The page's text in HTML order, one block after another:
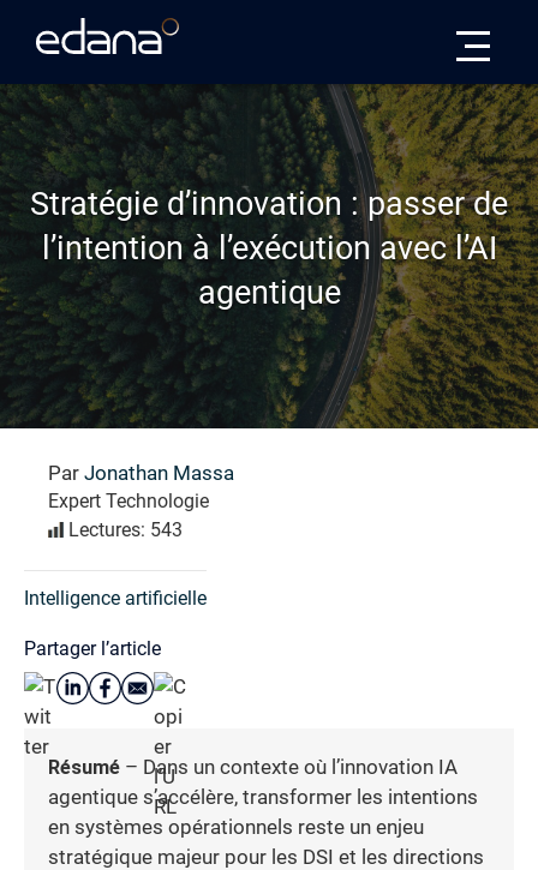
Stratégie d’innovation : passer de
l’intention à l’exécution avec l’AI
agentique
Par Jonathan Massa
Expert Technologie
Lectures: 543
Intelligence artificielle
Partager l’article
Résumé – Dans un contexte où l’innovation IA
agentique s’accélère, transformer les intentions
en systèmes opérationnels reste un enjeu
stratégique majeur pour les DSI et les directions